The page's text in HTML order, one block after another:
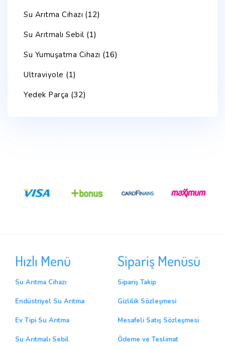
Su Arıtma Cihazı (12)
Su Arıtmalı Sebil (1)
Su Yumuşatma Cihazı (16)
Ultraviyole (1)
Yedek Parça (32)
Hızlı Menü
Su Arıtma Cihazı
Endüstriyel Su Arıtma
Ev Tipi Su Arıtma
Su Arıtmalı Sebil
Sipariş Menüsü
Sipariş Takip
Gizlilik Sözleşmesi
Mesafeli Satış Sözleşmesi
Ödeme ve Teslimat